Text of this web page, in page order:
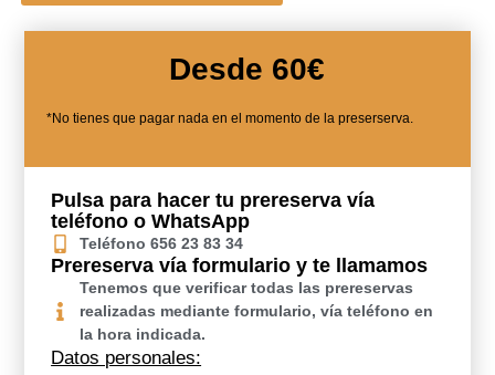
Desde 60€
*No tienes que pagar nada en el momento de la preserserva.
Pulsa para hacer tu prereserva vía
teléfono o WhatsApp
Teléfono 656 23 83 34
Prereserva vía formulario y te llamamos
Tenemos que verificar todas las prereservas
realizadas mediante formulario, vía teléfono en
la hora indicada.
Datos personales: